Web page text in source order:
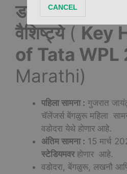
डब्ल्यूपीएल
वैशिष्ट्ये( Key
of Tata WPL
Marathi)
पहिला सामना : गुजरात
चॅलेंजर्स बेंगळुरू महिला
वडोदरा येथे होणार आहे.
अंतिम सामना : 15 मार्च
स्टेडियमवरहोणार आहे.
वडोदरा, बेंगळुरू, लखनौ